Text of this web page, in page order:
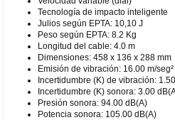
Tecnología de impacto inteligente
Julios según EPTA: 10,10 J
Peso según EPTA: 8.2 Kg
Longitud del cable: 4.0 m
Dimensiones: 458 x 136 x 288 mm
Emisión de vibración: 16.00 m/seg²
Incertidumbre (K) de vibración:
Incertidumbre (K) sonora: 3.00
Presión sonora: 94.00 dB(A)
Potencia sonora: 105.00 dB(A)